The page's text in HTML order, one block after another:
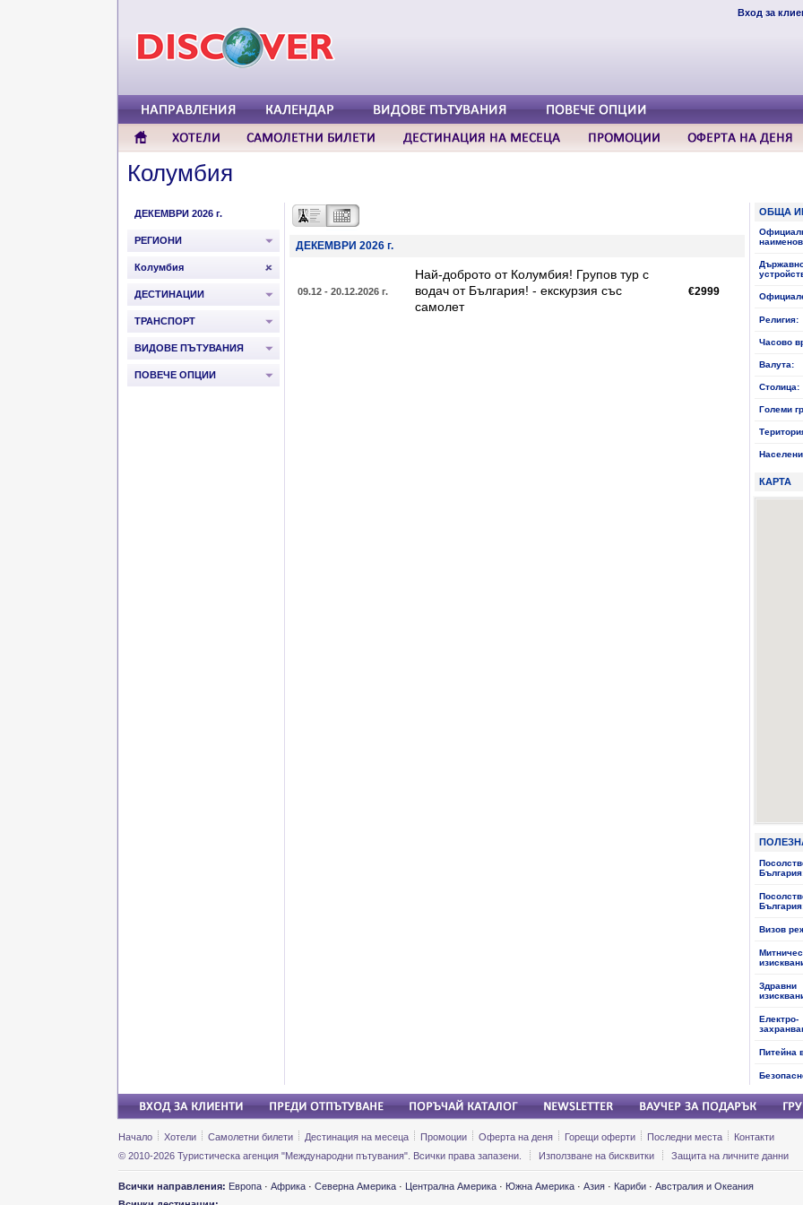
Вход за
Колумбия
ДЕКЕМВРИ 2026 г.
РЕГИОНИ
Колумбия
ДЕСТИНАЦИИ
ТРАНСПОРТ
ВИДОВЕ ПЪТУВАНИЯ
ПОВЕЧЕ ОПЦИИ
ДЕКЕМВРИ 2026 г.
09.12 - 20.12.2026 г.
Най-доброто от Колумбия! Групов тур с
водач от България! - екскурзия със
самолет
€2999
ОБЩА
Религия:
Часово
Валута:
Столица:
Големи
КАРТА
Визов
Здравни
Електро-
Питейна
Начало Хотели Самолетни билети Дестинация на месеца Промоции Оферта на деня Горещи оферти Последни места
Контакти
© 2010-2026 Туристическа агенция "Международни пътувания". Всички права запазени.
Използване на бисквитки Защита на личните данни
Всички направления: Европа · Африка · Северна Америка · Централна Америка · Южна Америка · Азия · Кариби · Австралия и Океания